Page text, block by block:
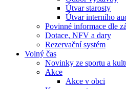
Útvar starosty
Útvar interního
Povinné informace dle
Dotace, NFV a dary
Rezervační systém
Volný čas
Novinky ze sportu a
Akce
Akce v obci